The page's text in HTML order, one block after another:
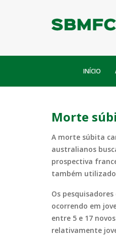
INÍCIO
Morte
A morte súbita
australianos
prospectiva
também
Os
ocorrendo em
entre 5 e 17
relativamente